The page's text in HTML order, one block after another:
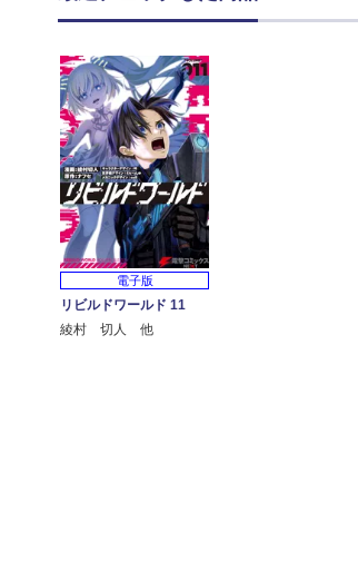
電子版
リビルドワールド 11
綾村 切人 他